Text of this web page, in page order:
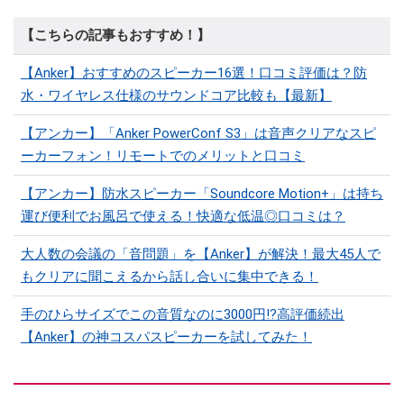
【こちらの記事もおすすめ！】
【Anker】おすすめのスピーカー16選！口コミ評価は？防
水・ワイヤレス仕様のサウンドコア比較も【最新】
【アンカー】「Anker PowerConf S3」は音声クリアなスピ
ーカーフォン！リモートでのメリットと口コミ
【アンカー】防水スピーカー「Soundcore Motion+」は持ち
運び便利でお風呂で使える！快適な低温◎口コミは？
大人数の会議の「音問題」を【Anker】が解決！最大45人で
もクリアに聞こえるから話し合いに集中できる！
手のひらサイズでこの音質なのに3000円!?高評価続出
【Anker】の神コスパスピーカーを試してみた！